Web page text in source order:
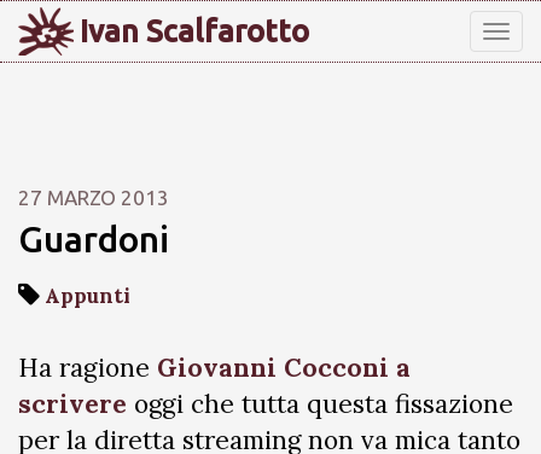
Ivan Scalfarotto
27 MARZO 2013
Guardoni
Appunti
Ha ragione Giovanni Cocconi a
scrivere oggi che tutta questa fissazione
per la diretta streaming non va mica tanto